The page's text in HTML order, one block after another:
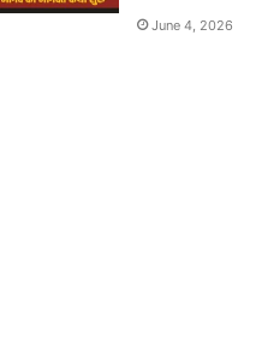
June 4, 2026